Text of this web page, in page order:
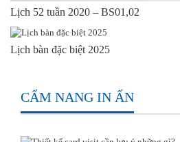
Lịch 52 tuần 2020 – BS01,02
Lịch bàn đặc biệt 2025
CẨM NANG IN ẤN